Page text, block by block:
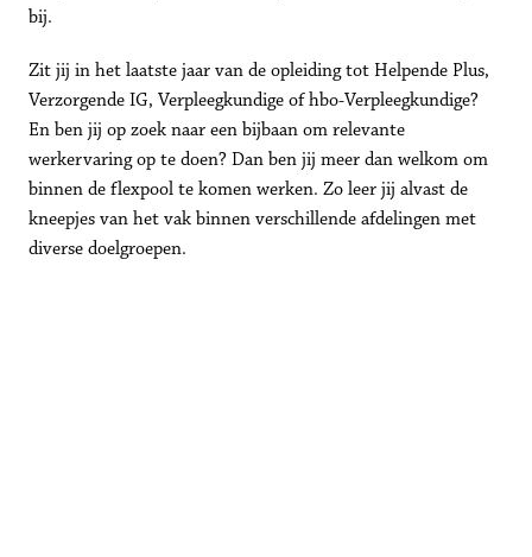
bij.
Zit jij in het laatste jaar van de opleiding tot Helpende Plus,
Verzorgende IG, Verpleegkundige of hbo-Verpleegkundige?
En ben jij op zoek naar een bijbaan om relevante
werkervaring op te doen? Dan ben jij meer dan welkom om
binnen de flexpool te komen werken. Zo leer jij alvast de
kneepjes van het vak binnen verschillende afdelingen met
diverse doelgroepen.